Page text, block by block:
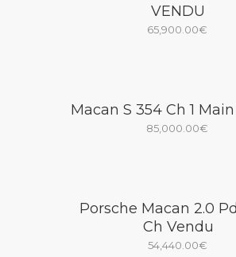
VENDU
65,900.00€
Macan S 354 Ch 1
85,000.00€
Porsche Macan 2.0
Ch Vendu
54,440.00€